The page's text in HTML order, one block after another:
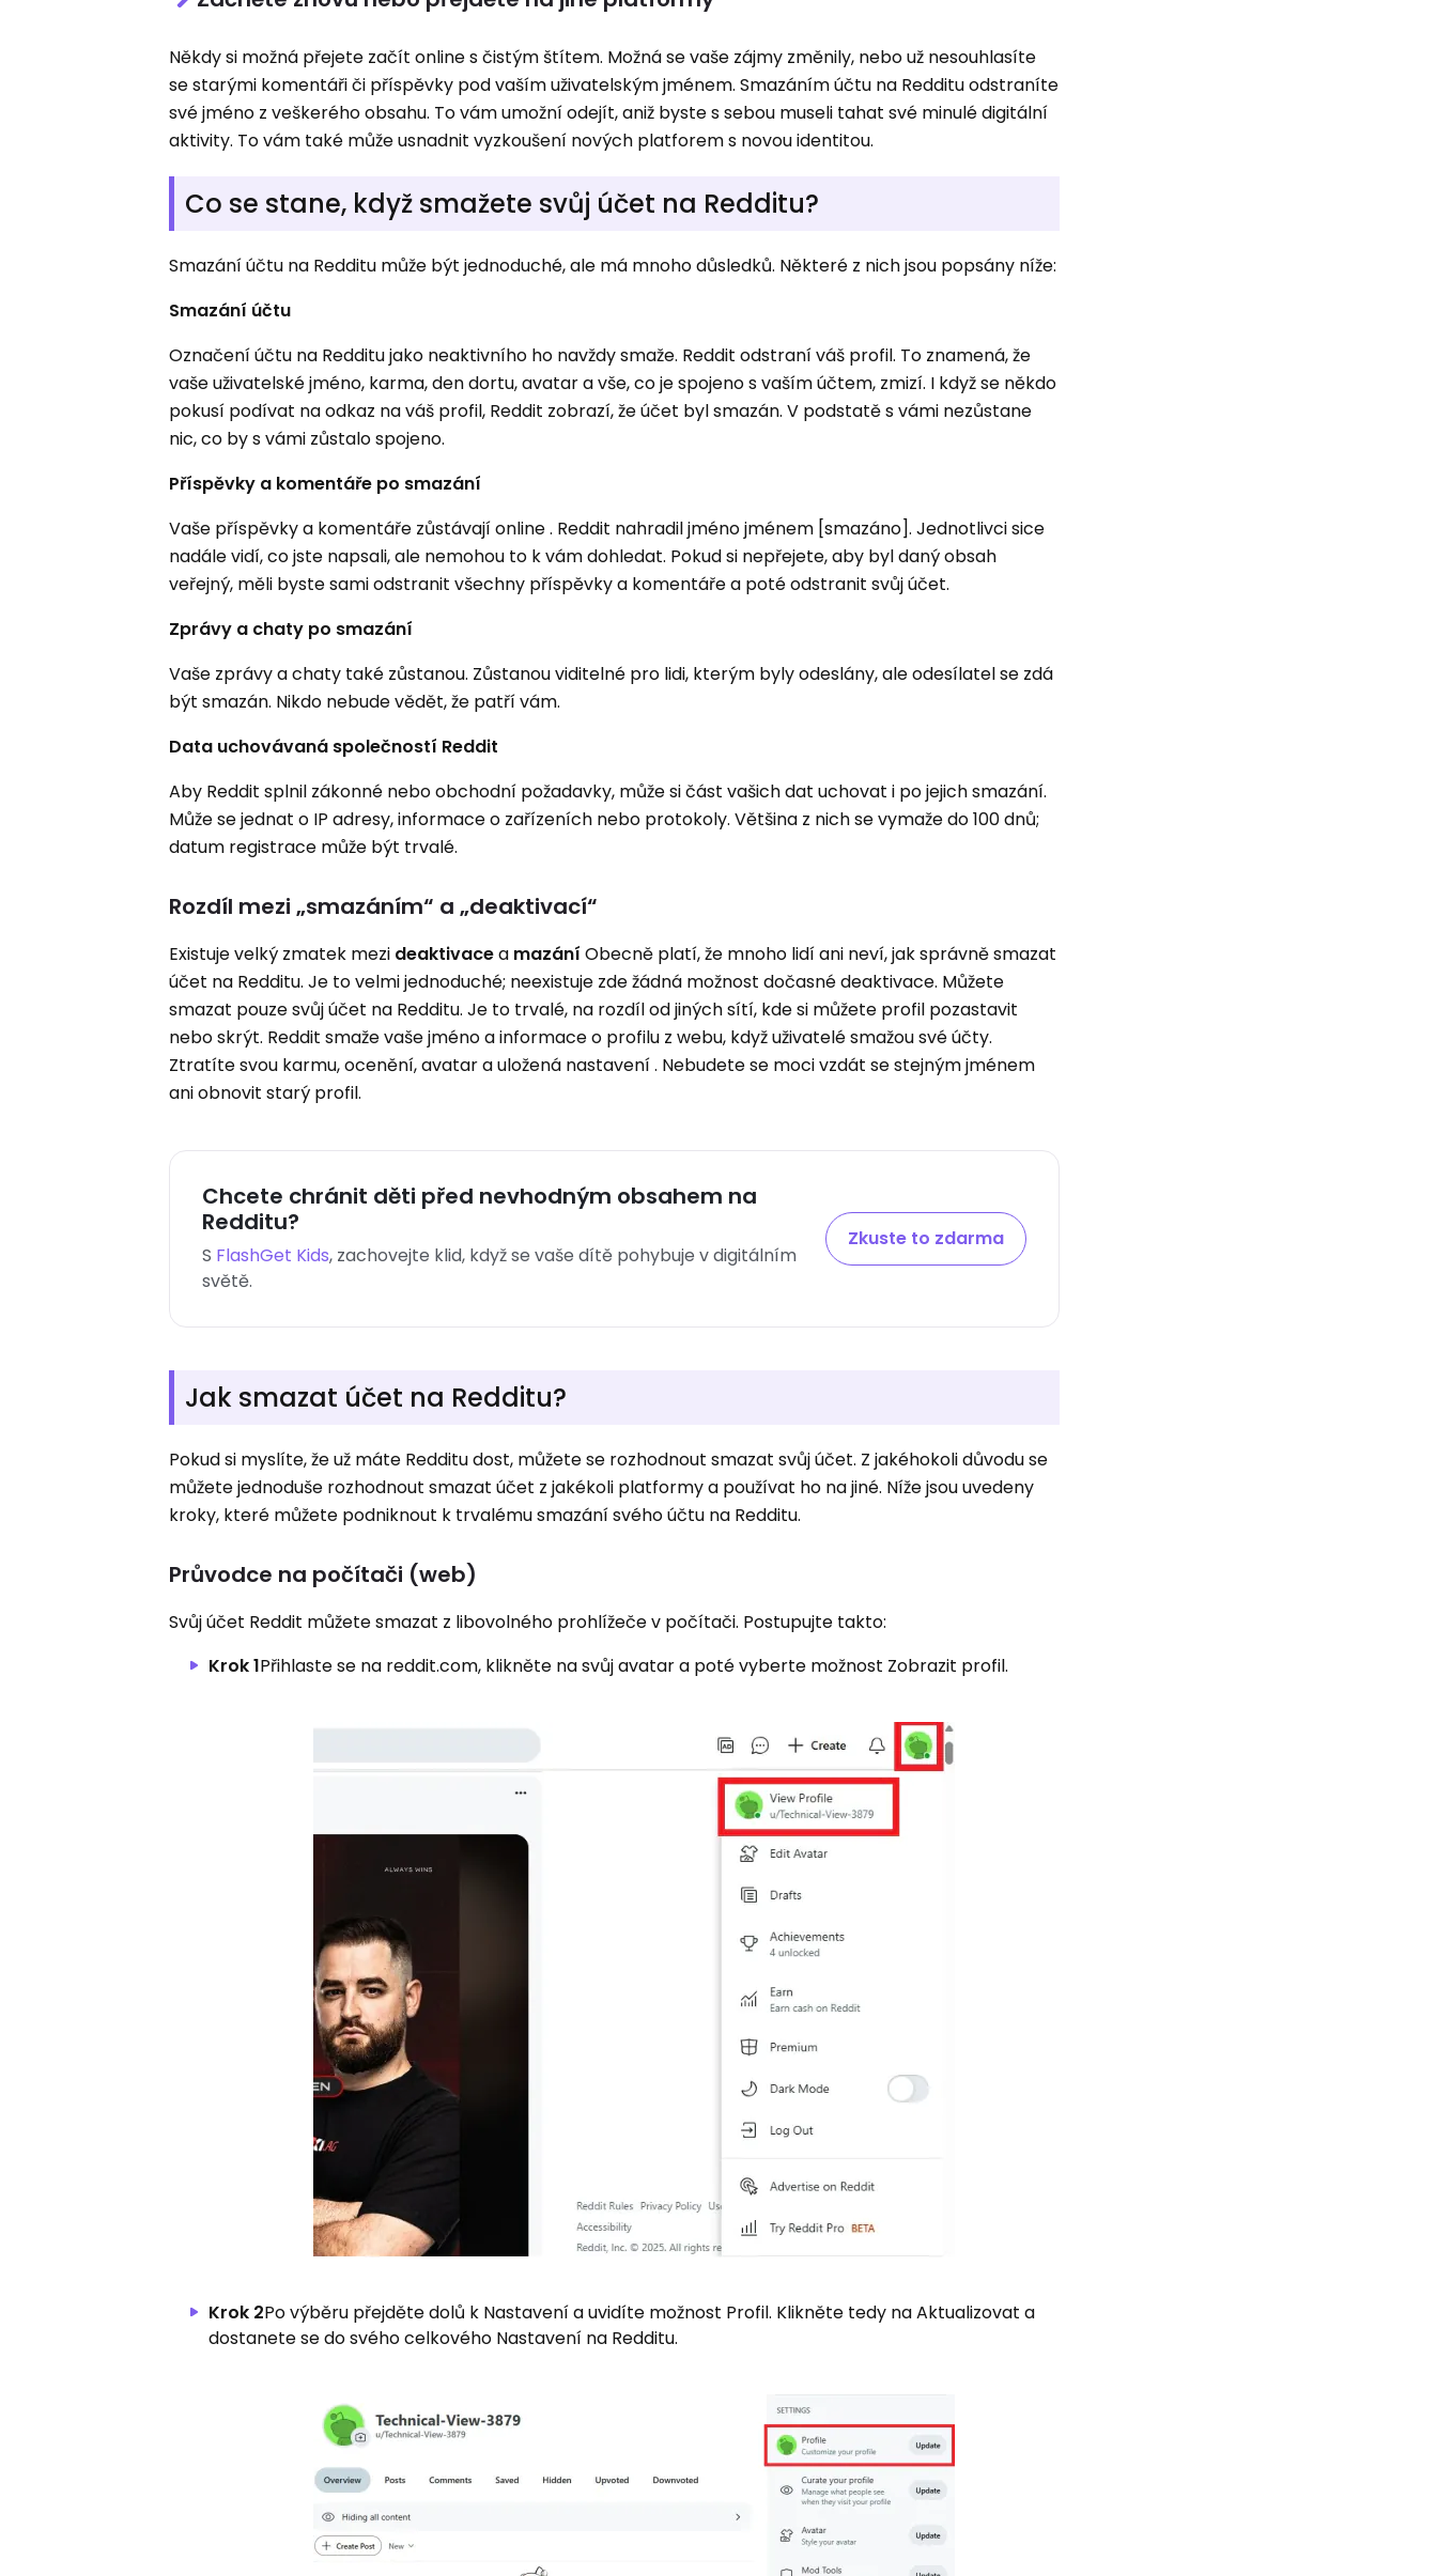
Někdy si možná přejete začít online s čistým štítem. Možná se vaše zájmy změnily, nebo už nesouhlasíte
se starými komentáři či příspěvky pod vaším uživatelským jménem. Smazáním účtu na Redditu odstraníte
své jméno z veškerého obsahu. To vám umožní odejít, aniž byste s sebou museli tahat své minulé digitální
aktivity. To vám také může usnadnit vyzkoušení nových platforem s novou identitou.
Co se stane, když smažete svůj účet na Redditu?
Smazání účtu na Redditu může být jednoduché, ale má mnoho důsledků. Některé z nich jsou popsány níže:
Smazání účtu
Označení účtu na Redditu jako neaktivního ho navždy smaže. Reddit odstraní váš profil. To znamená, že
vaše uživatelské jméno, karma, den dortu, avatar a vše, co je spojeno s vaším účtem, zmizí. I když se někdo
pokusí podívat na odkaz na váš profil, Reddit zobrazí, že účet byl smazán. V podstatě s vámi nezůstane
nic, co by s vámi zůstalo spojeno.
Příspěvky a komentáře po smazání
Vaše příspěvky a komentáře zůstávají online . Reddit nahradil jméno jménem [smazáno]. Jednotlivci sice
nadále vidí, co jste napsali, ale nemohou to k vám dohledat. Pokud si nepřejete, aby byl daný obsah
veřejný, měli byste sami odstranit všechny příspěvky a komentáře a poté odstranit svůj účet.
Zprávy a chaty po smazání
Vaše zprávy a chaty také zůstanou. Zůstanou viditelné pro lidi, kterým byly odeslány, ale odesílatel se zdá
být smazán. Nikdo nebude vědět, že patří vám.
Data uchovávaná společností Reddit
Aby Reddit splnil zákonné nebo obchodní požadavky, může si část vašich dat uchovat i po jejich smazání.
Může se jednat o IP adresy, informace o zařízeních nebo protokoly. Většina z nich se vymaže do 100 dnů;
datum registrace může být trvalé.
Rozdíl mezi „smazáním“ a „deaktivací“
Existuje velký zmatek mezi deaktivacea mazání Obecně platí, že mnoho lidí ani neví, jak správně smazat
účet na Redditu. Je to velmi jednoduché; neexistuje zde žádná možnost dočasné deaktivace. Můžete
smazat pouze svůj účet na Redditu. Je to trvalé, na rozdíl od jiných sítí, kde si můžete profil pozastavit
nebo skrýt. Reddit smaže vaše jméno a informace o profilu z webu, když uživatelé smažou své účty.
Ztratíte svou karmu, ocenění, avatar a uložená nastavení . Nebudete se moci vzdát se stejným jménem
ani obnovit starý profil.
Chcete chránit děti před nevhodným obsahem na
Redditu?
S FlashGet Kids, zachovejte klid, když se vaše dítě pohybuje v digitálním
světě.
Zkuste to zdarma
Jak smazat účet na Redditu?
Pokud si myslíte, že už máte Redditu dost, můžete se rozhodnout smazat svůj účet. Z jakéhokoli důvodu se
můžete jednoduše rozhodnout smazat účet z jakékoli platformy a používat ho na jiné. Níže jsou uvedeny
kroky, které můžete podniknout k trvalému smazání svého účtu na Redditu.
Průvodce na počítači (web)
Svůj účet Reddit můžete smazat z libovolného prohlížeče v počítači. Postupujte takto:
Krok 1Přihlaste se na reddit.com, klikněte na svůj avatar a poté vyberte možnost Zobrazit profil.
Krok 2Po výběru přejděte dolů k Nastavení a uvidíte možnost Profil. Klikněte tedy na Aktualizovat a
dostanete se do svého celkového Nastavení na Redditu.